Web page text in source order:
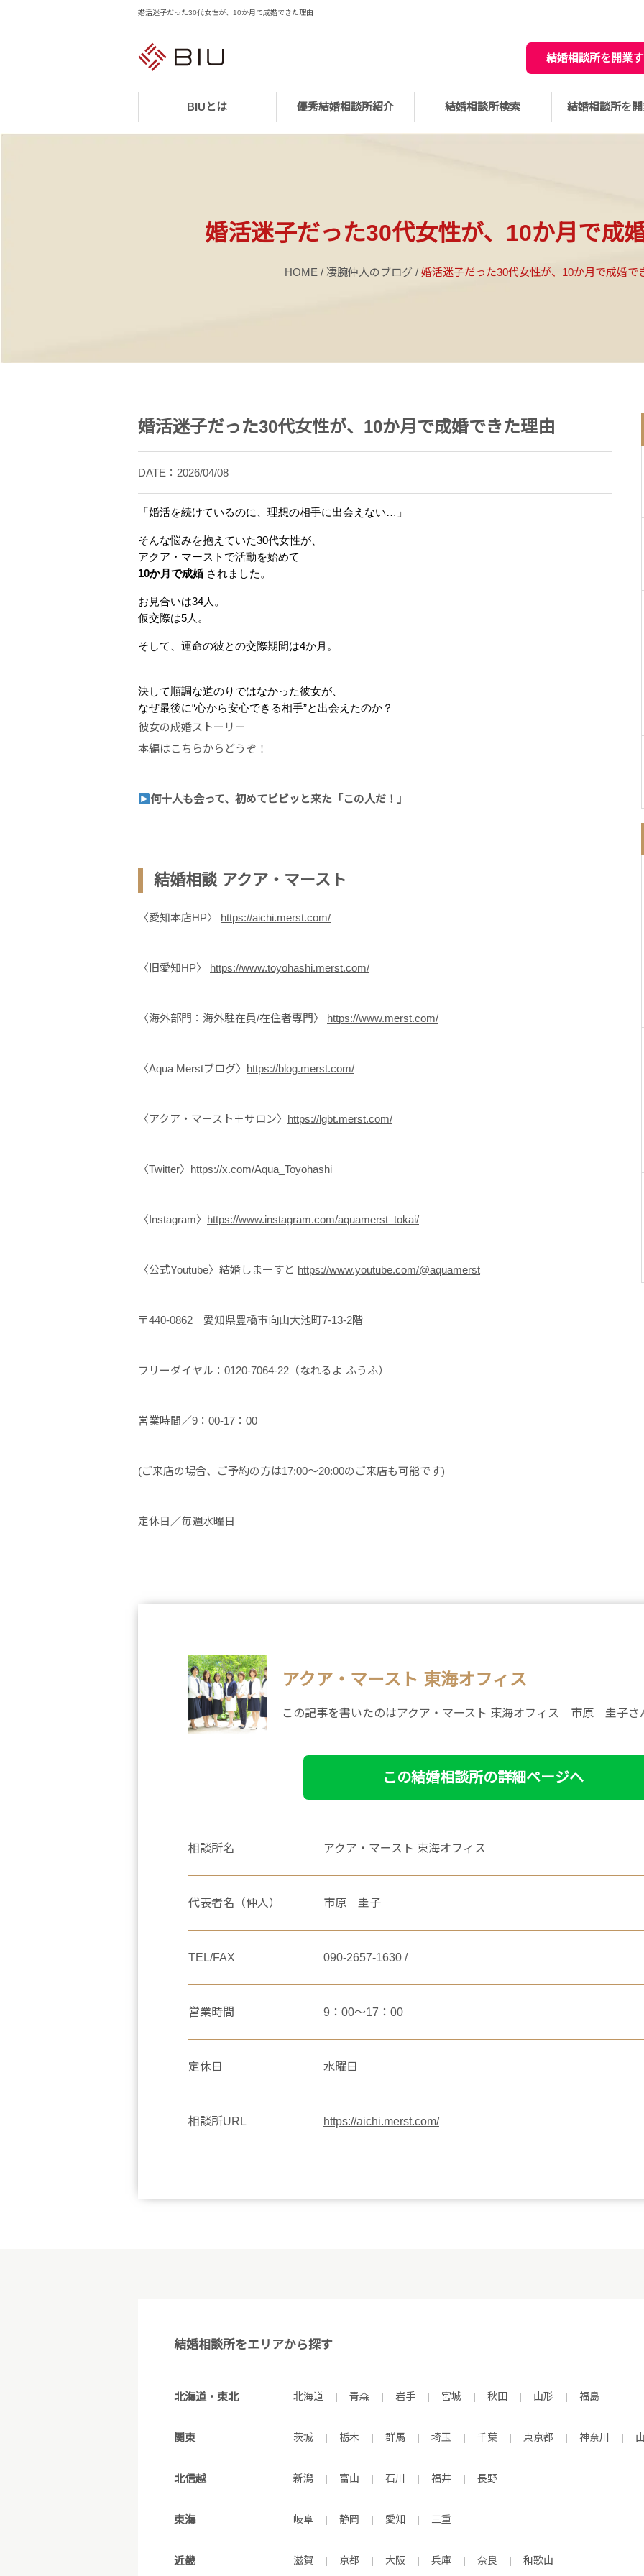
婚活迷子だった30代女性が、10か月で成婚できた理由
結婚相談所を開業
BIUとは 優秀結婚相談所紹介 結婚相談所検索 結婚相談所を
婚活迷子だった30代女性が、10か月で成
HOME / 凄腕仲人のブログ / 婚活迷子だった30代女性が、10か月で成婚で
婚活迷子だった30代女性が、10か月で成婚できた理由
DATE：2026/04/08
「婚活を続けているのに、理想の相手に出会えない…」
そんな悩みを抱えていた30代女性が、
アクア・マーストで活動を始めて
10か月で成婚 されました。
お見合いは34人。
仮交際は5人。
そして、運命の彼との交際期間は4か月。
決して順調な道のりではなかった彼女が、
なぜ最後に“心から安心できる相手”と出会えたのか？
彼女の成婚ストーリー
本編はこちらからどうぞ！
何十人も会って、初めてビビッと来た「この人だ！」
結婚相談 アクア・マースト
〈愛知本店HP〉 https://aichi.merst.com/
〈旧愛知HP〉 https://www.toyohashi.merst.com/
〈海外部門：海外駐在員/在住者専門〉 https://www.merst.com/
〈Aqua Merstブログ〉 https://blog.merst.com/
〈アクア・マースト＋サロン〉 https://lgbt.merst.com/
〈Twitter〉 https://x.com/Aqua_Toyohashi
〈Instagram〉 https://www.instagram.com/aquamerst_tokai/
〈公式Youtube〉結婚しまーすと https://www.youtube.com/@aquamerst
〒440-0862 愛知県豊橋市向山大池町7-13-2階
フリーダイヤル：0120-7064-22（なれるよ ふうふ）
営業時間／9：00-17：00
(ご来店の場合、ご予約の方は17:00～20:00のご来店も可能です)
定休日／毎週水曜日
アクア・マースト 東海オフィス
この記事を書いたのはアクア・マースト 東海オフィス 市原 圭子さ
この結婚相談所の詳細ページへ
相談所名 アクア・マースト 東海オフィス
代表者名（仲人） 市原 圭子
TEL/FAX 090-2657-1630 /
営業時間 9：00～17：00
定休日 水曜日
相談所URL https://aichi.merst.com/
結婚相談所をエリアから探す
北海道・東北 北海道 | 青森 | 岩手 | 宮城 | 秋田 | 山形 | 福島
関東 茨城 | 栃木 | 群馬 | 埼玉 | 千葉 | 東京都 | 神奈川 |
北信越 新潟 | 富山 | 石川 | 福井 | 長野
東海 岐阜 | 静岡 | 愛知 | 三重
近畿 滋賀 | 京都 | 大阪 | 兵庫 | 奈良 | 和歌山